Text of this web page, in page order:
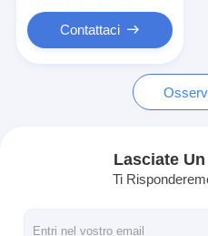
Notizie
Chiedi un preventivo
filtro di rame rotondo
Filati di avvolgimento in
Contattaci
Lasciate
Ti